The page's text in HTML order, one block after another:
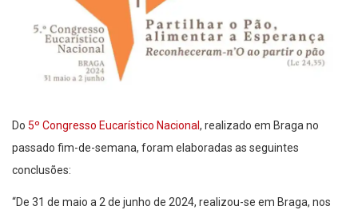
Do 5º Congresso Eucarístico Nacional, realizado em Braga no
passado fim-de-semana, foram elaboradas as seguintes
conclusões:
“De 31 de maio a 2 de junho de 2024, realizou-se em Braga, nos